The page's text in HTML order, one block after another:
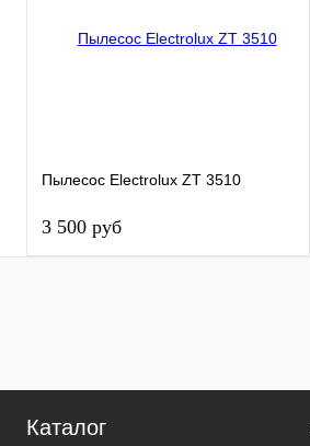
Пылесос Electrolux ZT 3510
3 500 руб
избранное
Каталог